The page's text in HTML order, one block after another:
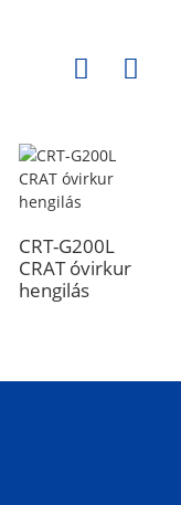
CRT-G200L
CRAT óvirkur
hengilás